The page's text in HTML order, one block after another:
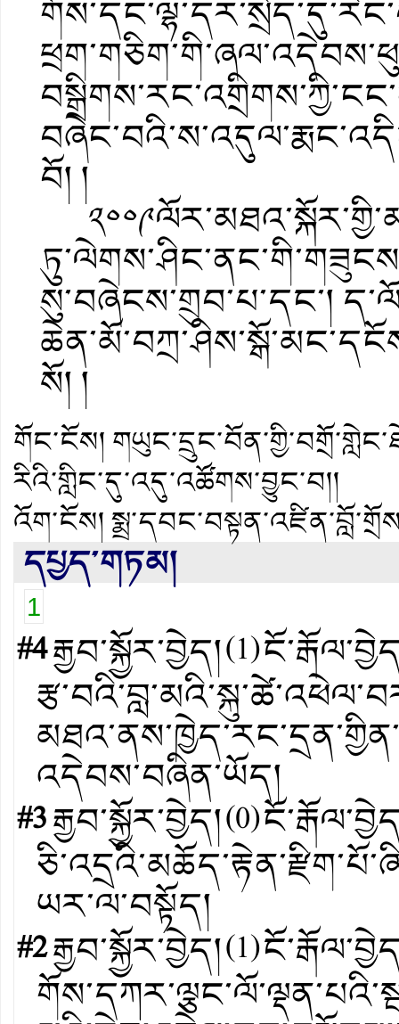
བོ། །
སུ་བཞེངས་གྲུབ་པ་དང་།
སོ། །
གོང་ངོས།
རིའི་གླིང་དུ་འདུ་འཚོགས་བྱུང་བ།།
འོག་ངོས།
དཔྱད་གཏམ།
1
#4རྒྱབ་སྐྱོར་བྱེད།(1)
འདེབས་བཞིན་ཡོད།
#3རྒྱབ་སྐྱོར་བྱེད།(0)
ཡར་ལ་བསྟོད།
#2རྒྱབ་སྐྱོར་བྱེད།(1)